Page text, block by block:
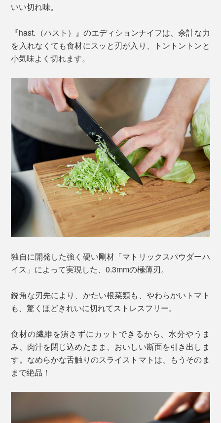
いい切れ味。
『hast.（ハスト）』のエディションナイフは、余計な力
を入れなくても食材にスッと刃が入り、トントントンと
小気味よく切れます。
独自に開発した強く硬い剛材「マトリックスパウダーハ
イス」によって実現した、0.3mmの極薄刃。
鋭角な刃先により、かたい根菜類も、やわらかいトマト
も、驚くほどきれいに切れてストレスフリー。
食材の繊維を潰さずにカットできるから、水分やうま
み、肉汁を閉じ込めたまま、おいしい断面を引き出しま
す。なめらかな舌触りのスライストマトは、もうそのま
まで絶品！